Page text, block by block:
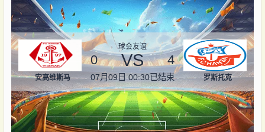
闻
安高维斯马
球会友谊
0 VS 4
07月09日 00:30已结束 罗斯托克